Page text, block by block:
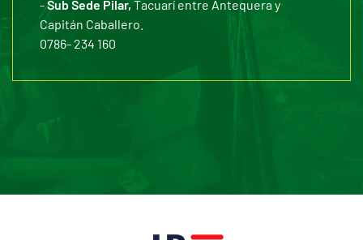
-Sub Sede Pilar, Tacuarí entre Antequera y
Capitán Caballero.
0786- 234 160